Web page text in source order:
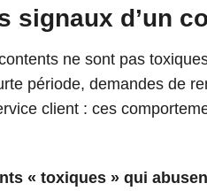
signaux d’un
ne sont pas
période, demandes de
client : ces
« toxiques » qui